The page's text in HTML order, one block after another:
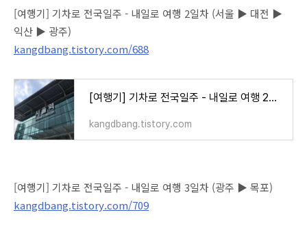
[여행기] 기차로 전국일주 - 내일로 여행 2일차 (서울 ▶ 대전 ▶
익산 ▶ 광주)
kangdbang.tistory.com/688
[여행기] 기차로 전국일주 - 내일로 여행 2일차 (서울 ▶ 대전 ▶ 익산 ▶ 광주)
kangdbang.tistory.com
[여행기] 기차로 전국일주 - 내일로 여행 3일차 (광주 ▶ 목포)
kangdbang.tistory.com/709